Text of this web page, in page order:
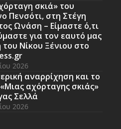
σκιά» του
Πενσότι, στη Στέγη
Ωνάση – Είμαστε ό,τι
για τον εαυτό μας
του Νίκου Ξένιου στο
2026
αναρρίχηση και το
αχόρταγης σκιάς»
Σελλά
2026